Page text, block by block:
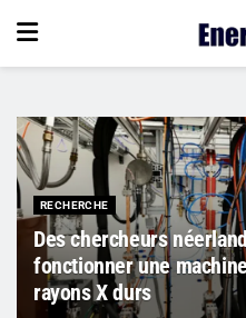
RECHERCHE
Des chercheurs
fonctionner une
rayons X durs